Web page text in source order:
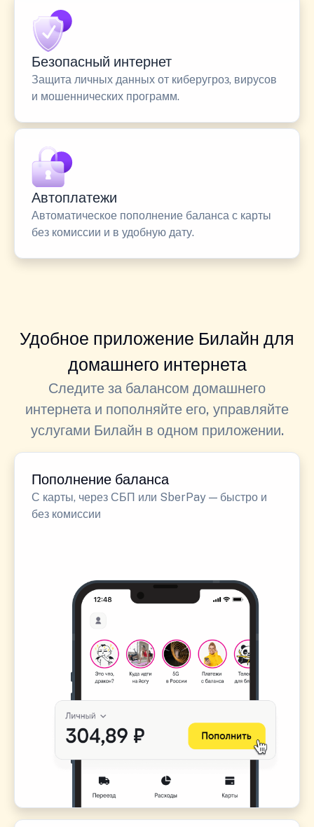
Безопасный интернет
Защита личных данных от киберугроз, вирусов
и мошеннических программ.
Автоплатежи
Автоматическое пополнение баланса с карты
без комиссии и в удобную дату.
Удобное приложение Билайн для
домашнего интернета
Следите за балансом домашнего
интернета и пополняйте его, управляйте
услугами Билайн в одном приложении.
Пополнение баланса
С карты, через СБП или SberPay — быстро и
без комиссии